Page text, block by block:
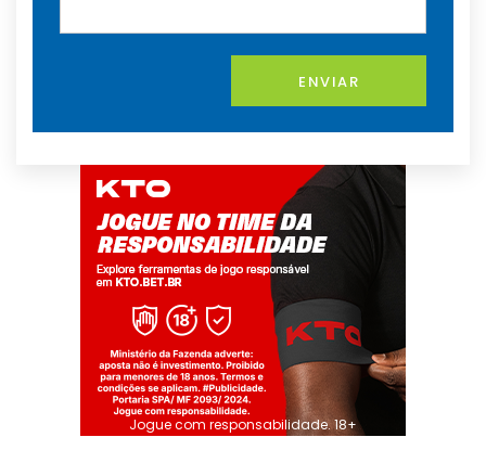
ENVIAR
Jogue com responsabilidade. 18+